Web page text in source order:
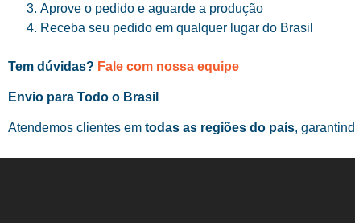
Aprove o pedido e aguarde a produção
Receba seu pedido em qualquer lugar do Brasil
Tem dúvidas? Fale com nossa equipe
Envio para Todo o Brasil
Atendemos clientes em todas as regiões do país,